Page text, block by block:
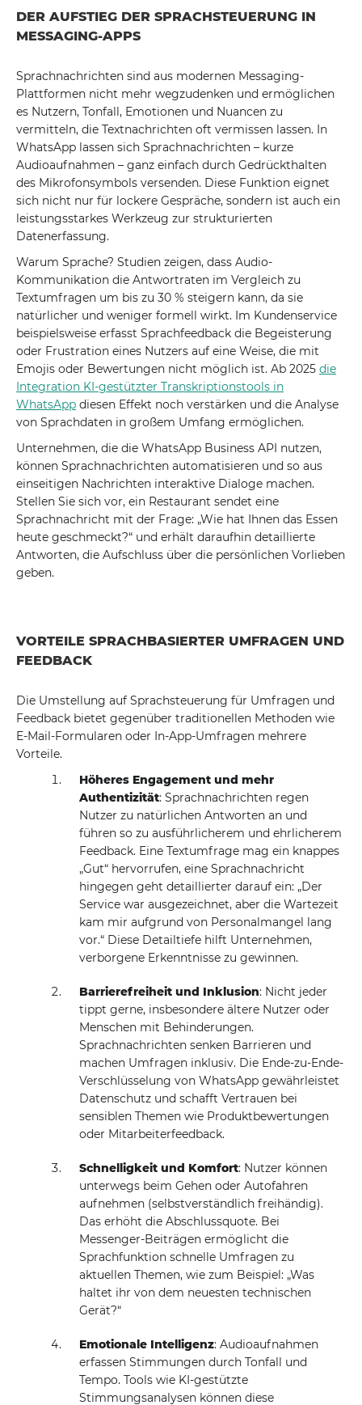
DER AUFSTIEG DER SPRACHSTEUERUNG IN
MESSAGING-APPS
Sprachnachrichten sind aus modernen Messaging-
Plattformen nicht mehr wegzudenken und ermöglichen
es Nutzern, Tonfall, Emotionen und Nuancen zu
vermitteln, die Textnachrichten oft vermissen lassen. In
WhatsApp lassen sich Sprachnachrichten – kurze
Audioaufnahmen – ganz einfach durch Gedrückthalten
des Mikrofonsymbols versenden. Diese Funktion eignet
sich nicht nur für lockere Gespräche, sondern ist auch ein
leistungsstarkes Werkzeug zur strukturierten
Datenerfassung.
Warum Sprache? Studien zeigen, dass Audio-
Kommunikation die Antwortraten im Vergleich zu
Textumfragen um bis zu 30 % steigern kann, da sie
natürlicher und weniger formell wirkt. Im Kundenservice
beispielsweise erfasst Sprachfeedback die Begeisterung
oder Frustration eines Nutzers auf eine Weise, die mit
Emojis oder Bewertungen nicht möglich ist. Ab 2025 die
Integration KI-gestützter Transkriptionstools in
WhatsApp diesen Effekt noch verstärken und die Analyse
von Sprachdaten in großem Umfang ermöglichen.
Unternehmen, die die WhatsApp Business API nutzen,
können Sprachnachrichten automatisieren und so aus
einseitigen Nachrichten interaktive Dialoge machen.
Stellen Sie sich vor, ein Restaurant sendet eine
Sprachnachricht mit der Frage: „Wie hat Ihnen das Essen
heute geschmeckt?“ und erhält daraufhin detaillierte
Antworten, die Aufschluss über die persönlichen Vorlieben
geben.
VORTEILE SPRACHBASIERTER UMFRAGEN UND
FEEDBACK
Die Umstellung auf Sprachsteuerung für Umfragen und
Feedback bietet gegenüber traditionellen Methoden wie
E-Mail-Formularen oder In-App-Umfragen mehrere
Vorteile.
Höheres Engagement und mehr
Authentizität: Sprachnachrichten regen
Nutzer zu natürlichen Antworten an und
führen so zu ausführlicherem und ehrlicherem
Feedback. Eine Textumfrage mag ein knappes
„Gut“ hervorrufen, eine Sprachnachricht
hingegen geht detaillierter darauf ein: „Der
Service war ausgezeichnet, aber die Wartezeit
kam mir aufgrund von Personalmangel lang
vor.“ Diese Detailtiefe hilft Unternehmen,
verborgene Erkenntnisse zu gewinnen.
Barrierefreiheit und Inklusion: Nicht jeder
tippt gerne, insbesondere ältere Nutzer oder
Menschen mit Behinderungen.
Sprachnachrichten senken Barrieren und
machen Umfragen inklusiv. Die Ende-zu-Ende-
Verschlüsselung von WhatsApp gewährleistet
Datenschutz und schafft Vertrauen bei
sensiblen Themen wie Produktbewertungen
oder Mitarbeiterfeedback.
Schnelligkeit und Komfort: Nutzer können
unterwegs beim Gehen oder Autofahren
aufnehmen (selbstverständlich freihändig).
Das erhöht die Abschlussquote. Bei
Messenger-Beiträgen ermöglicht die
Sprachfunktion schnelle Umfragen zu
aktuellen Themen, wie zum Beispiel: „Was
haltet ihr von dem neuesten technischen
Gerät?“
Emotionale Intelligenz: Audioaufnahmen
erfassen Stimmungen durch Tonfall und
Tempo. Tools wie KI-gestützte
Stimmungsanalysen können diese